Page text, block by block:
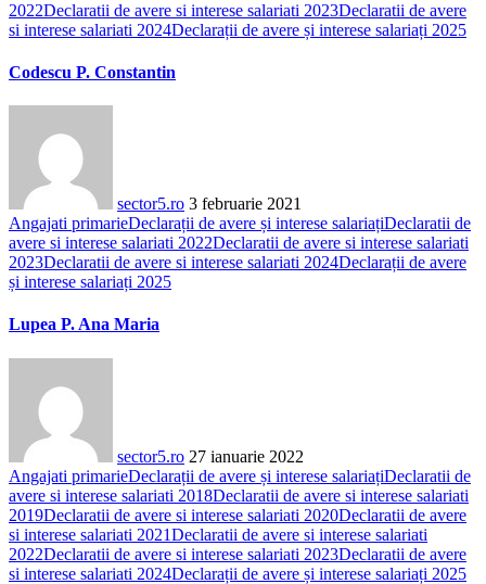
2022Declaratii de avere si interese salariati 2023Declaratii de avere
si interese salariati 2024Declarații de avere și interese salariați 2025
Codescu P. Constantin
sector5.ro 3 februarie 2021
Angajati primarieDeclarații de avere și interese salariațiDeclaratii de
avere si interese salariati 2022Declaratii de avere si interese salariati
2023Declaratii de avere si interese salariati 2024Declarații de avere
și interese salariați 2025
Lupea P. Ana Maria
sector5.ro 27 ianuarie 2022
Angajati primarieDeclarații de avere și interese salariațiDeclaratii de
avere si interese salariati 2018Declaratii de avere si interese salariati
2019Declaratii de avere si interese salariati 2020Declaratii de avere
si interese salariati 2021Declaratii de avere si interese salariati
2022Declaratii de avere si interese salariati 2023Declaratii de avere
si interese salariati 2024Declarații de avere și interese salariați 2025